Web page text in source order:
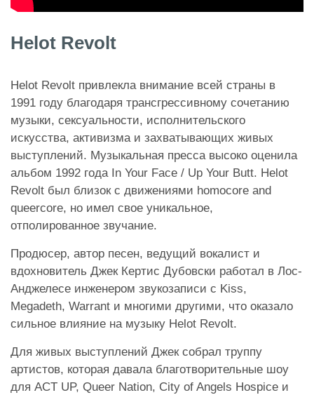
Helot Revolt
Helot Revolt привлекла внимание всей страны в
1991 году благодаря трансгрессивному сочетанию
музыки, сексуальности, исполнительского
искусства, активизма и захватывающих живых
выступлений. Музыкальная пресса высоко оценила
альбом 1992 года In Your Face / Up Your Butt. Helot
Revolt был близок с движениями homocore and
queercore, но имел свое уникальное,
отполированное звучание.
Продюсер, автор песен, ведущий вокалист и
вдохновитель Джек Кертис Дубовски работал в Лос-
Анджелесе инженером звукозаписи с Kiss,
Megadeth, Warrant и многими другими, что оказало
сильное влияние на музыку Helot Revolt.
Для живых выступлений Джек собрал труппу
артистов, которая давала благотворительные шоу
для ACT UP, Queer Nation, City of Angels Hospice и